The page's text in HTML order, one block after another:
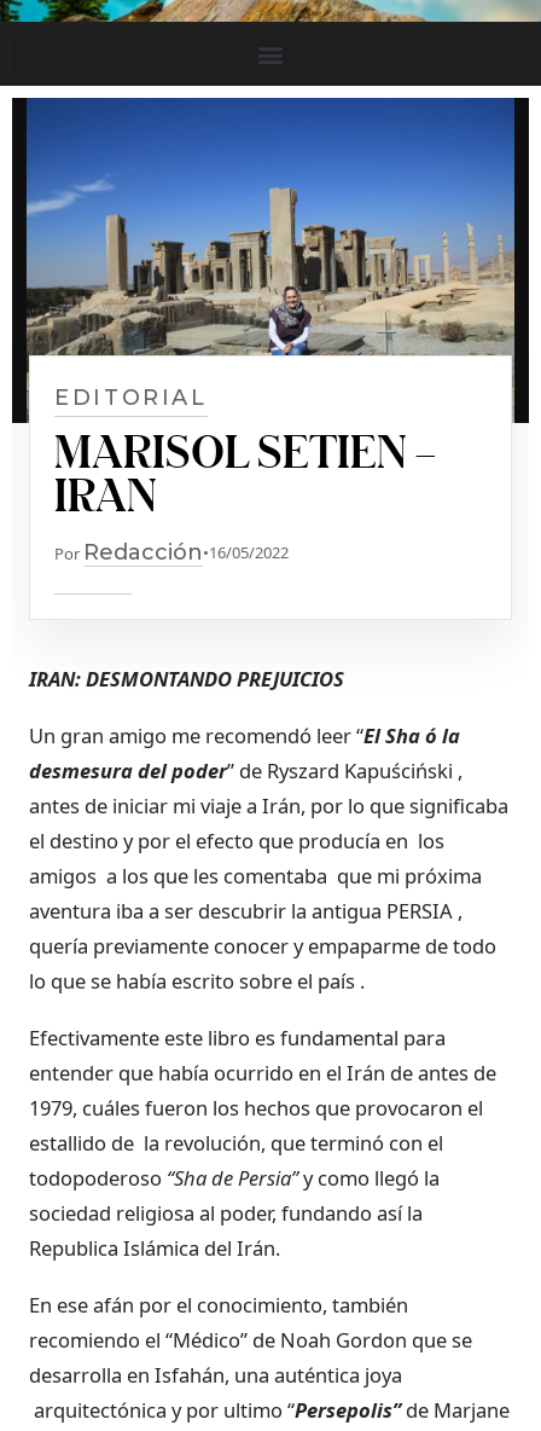
EDITORIAL
MARISOL SETIEN –
IRAN
Por Redacción•16/05/2022
IRAN: DESMONTANDO PREJUICIOS
Un gran amigo me recomendó leer “El Sha ó la
desmesura del poder” de Ryszard Kapuściński ,
antes de iniciar mi viaje a Irán, por lo que significaba
el destino y por el efecto que producía en los
amigos a los que les comentaba que mi próxima
aventura iba a ser descubrir la antigua PERSIA ,
quería previamente conocer y empaparme de todo
lo que se había escrito sobre el país .
Efectivamente este libro es fundamental para
entender que había ocurrido en el Irán de antes de
1979, cuáles fueron los hechos que provocaron el
estallido de la revolución, que terminó con el
todopoderoso “Sha de Persia”y como llegó la
sociedad religiosa al poder, fundando así la
Republica Islámica del Irán.
En ese afán por el conocimiento, también
recomiendo el “Médico” de Noah Gordon que se
desarrolla en Isfahán, una auténtica joya
arquitectónica y por ultimo “Persepolis”de Marjane